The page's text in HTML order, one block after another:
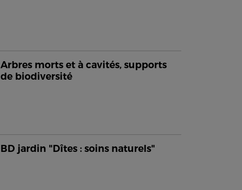
Arbres morts et à cavités, supports
de biodiversité
BD jardin "Dîtes : soins naturels"